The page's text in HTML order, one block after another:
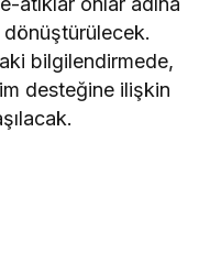
bilgilendirmede,
desteğine ilişkin